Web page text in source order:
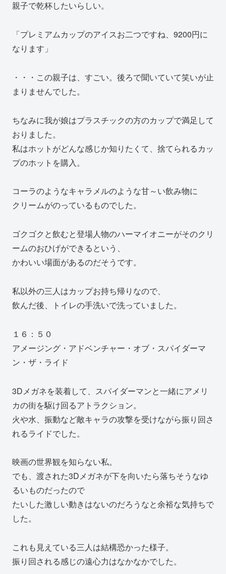
親子で乾杯したいらしい。
「プレミアムカップのアイスお二つですね、9200円に
なります」
・・・この親子は、すごい。後ろで聞いていて笑いが止
まりませんでした。
ちなみに我が娘はプラスチックの方のカップで満足して
おりました。
私はホットがどんな感じか知りたくて、捨てられるカッ
プのホットを購入。
コーラのようなキャラメルのような甘～い飲み物に
クリームがのっているものでした。
ゴクゴクと飲むと登場人物のハーマイオニーがそのクリ
ームのおひげができるという、
かわいい場面があるのだそうです。
私以外の三人はカップお持ち帰りなので、
飲んだ後、トイレの手洗いで洗っていました。
１６：５０
アメージング・アドベンチャー・オブ・スパイダーマ
ン・ザ・ライド
3Dメガネを装着して、スパイダーマンと一緒にアメリ
カの街を駆け回るアトラクション。
火や水、振動など敵キャラの攻撃を受けながら振り回さ
れるライドでした。
映画の世界観を知らない私。
でも、渡された3Dメガネが下を向いたら落ちそうなゆ
るいものだったので
たいした激しい動きはないのだろうなと余裕な気持ちで
した。
これも見えている三人は結構恐かった様子。
振り回される感じの遠心力はなかなかでした。